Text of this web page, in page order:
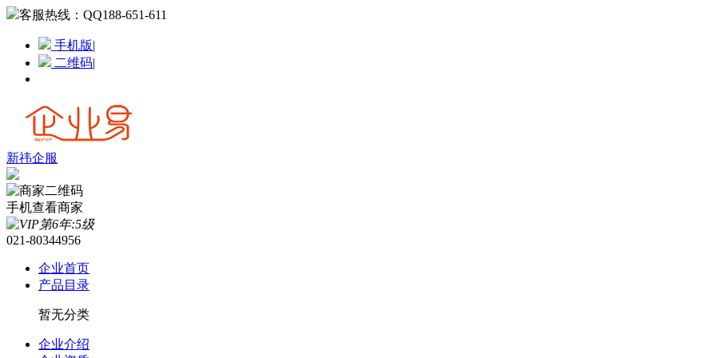
客服热线： QQ188-651-611
手机版|
二维码|
新祎企服
手机查看商家
021-80344956
企业首页
产品目录
暂无分类
企业介绍